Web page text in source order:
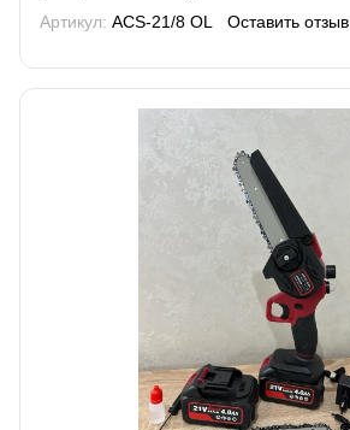
Артикул: ACS-21/8 OL Оставить отзыв